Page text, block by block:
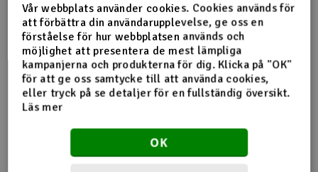
Smarthem, lek och hobby
Solenergi
Verktyg, utrustning och tillbehör
Presentkort
6061-T6 Aluminum alloy material and CNC processed?
Apply for T-REX 550E / 600E?
Fler detaljer
Produkten är
förknippad med
Reservedeler Align T-Rex 550
Reservedeler Align T-Rex 600
Vår webbplats använder cookies. Cookies används för
att förbättra din användarupplevelse, ge oss en
förståelse för hur webbplatsen används och
möjlighet att presentera de mest lämpliga
kampanjerna och produkterna för dig. Klicka på "OK"
för att ge oss samtycke till att använda cookies,
eller tryck på se detaljer för en fullständig översikt.
Läs mer
OK